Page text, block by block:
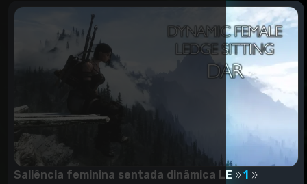
Saliência feminina sentada dinâmica LE
1